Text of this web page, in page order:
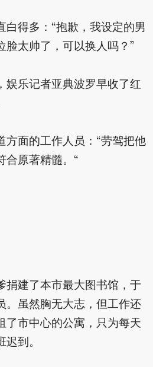
得多：“抱歉，我设定的男
太帅了，可以换人吗？”
娱乐记者亚典波罗早收了红
面的工作人员：“劳驾把他
合原著精髓。“
捐建了本市最大图书馆，于
。虽然胸无大志，但工作还
了市中心的公寓，只为每天
到。